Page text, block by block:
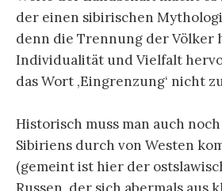
der einen sibirischen
denn die Trennung der Völker
Individualität und Vielfalt
das Wort ‚Eingrenzung‘ nicht
Historisch muss man auch
Sibiriens durch von Westen
(gemeint ist hier der